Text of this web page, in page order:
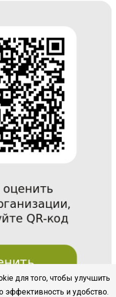
для того, чтобы улучшить
эффективность и удобство.